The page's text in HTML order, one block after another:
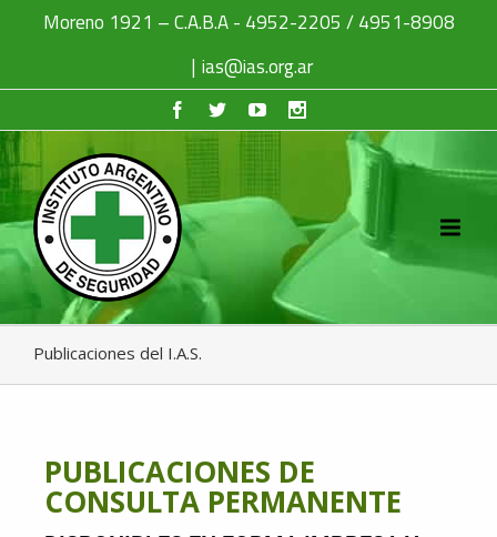
Moreno 1921 – C.A.B.A - 4952-2205 / 4951-8908
| ias@ias.org.ar
Publicaciones del I.A.S.
PUBLICACIONES DE
CONSULTA PERMANENTE